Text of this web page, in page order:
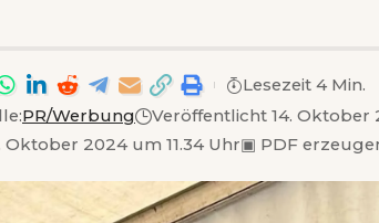
PR/Werbung
Veröffentlicht 14. Oktober
Oktober 2024 um 11.34 Uhr▣ PDF
Lesezeit 4 Min.